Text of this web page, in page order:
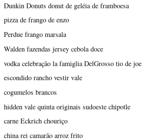
Dunkin Donuts donut de geléia de framboesa
pizza de frango de enzo
Perdue frango marsala
Walden fazendas jersey cebola doce
vodka celebração la famiglia DelGrosso tio de joe
escondido rancho vestir vale
cogumelos brancos
hidden vale quinta originais sudoeste chipotle
carne Eckrich chouriço
china rei camarão arroz frito